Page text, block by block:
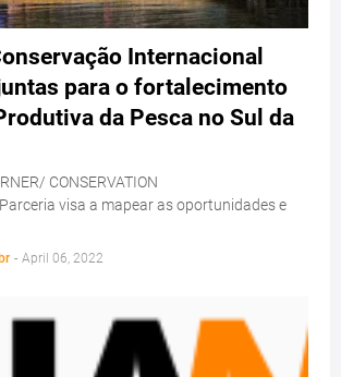
Internacional
para o fortalecimento
da Pesca no Sul da
CONSERVATION
visa a mapear as oportunidades e
- April 06, 2022